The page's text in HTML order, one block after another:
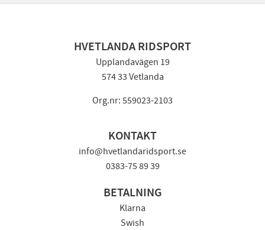
HVETLANDA RIDSPORT
Upplandavägen 19
574 33 Vetlanda
Org.nr: 559023-2103
KONTAKT
info@hvetlandaridsport.se
0383-75 89 39
BETALNING
Klarna
Swish